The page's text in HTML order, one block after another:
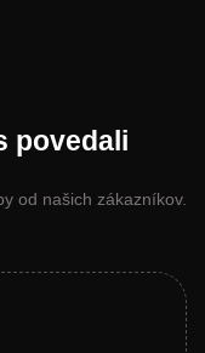
povedali
od našich zákazníkov.